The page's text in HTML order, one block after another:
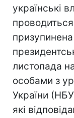
українські
листопада
особами з
України
які